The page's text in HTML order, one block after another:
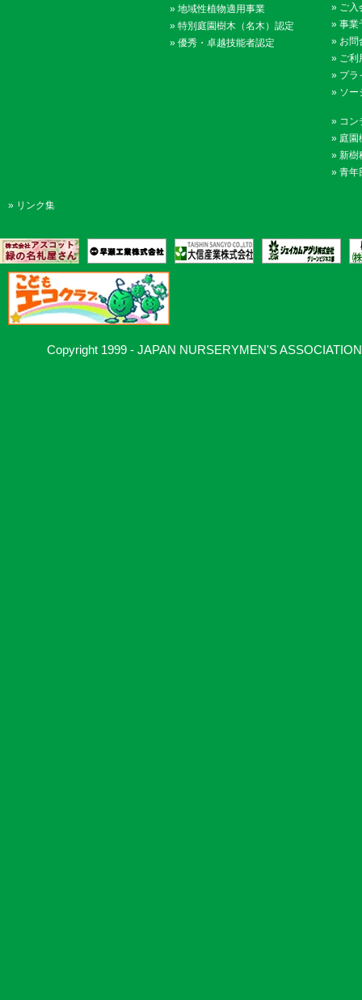
» 地域性植物適用事業
» 特別庭園樹木（名木）認定
» 優秀・卓越技能者認定
» ご入
» 事業
» お問
» ご利
» プラ
» ソー
» コン
» 庭園
» 新樹
» 青年
» リンク集
Copyright 1999 - JAPAN NURSERYMEN'S